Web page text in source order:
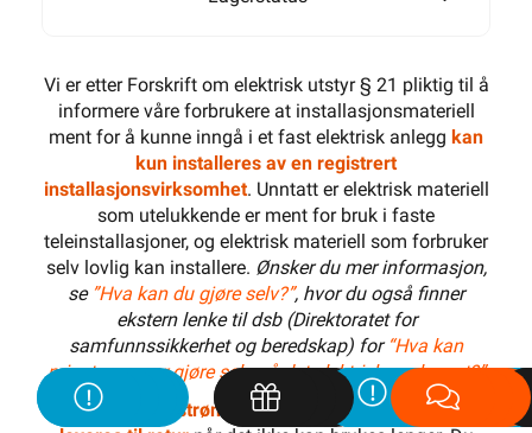
Vi er etter Forskrift om elektrisk utstyr § 21 pliktig til å
informere våre forbrukere at installasjonsmateriell
ment for å kunne inngå i et fast elektrisk anlegg kan
kun installeres av en registrert
installasjonsvirksomhet. Unntatt er elektrisk materiell
som utelukkende er ment for bruk i faste
teleinstallasjoner, og elektrisk materiell som forbruker
selv lovlig kan installere. Ønsker du mer informasjon,
se ”Hva kan du gjøre selv?”, hvor du også finner
ekstern lenke til dsb (Direktoratet for
samfunnssikkerhet og beredskap) for “Hva kan
privatpersoner gjøre selv på det elektriske anlegget?”
Alt som går på
strøm eller batterier (EE-avfall) skal